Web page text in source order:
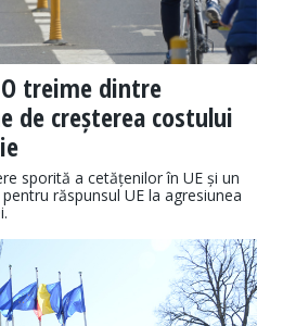
treime dintre
de creșterea costului
sporită a cetățenilor în UE și un
răspunsul UE la agresiunea